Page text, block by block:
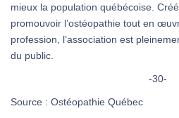
mieux la population québécoise.
promouvoir l’ostéopathie tout en
profession, l’association est
du public.
-30-
Source : Ostéopathie Québec